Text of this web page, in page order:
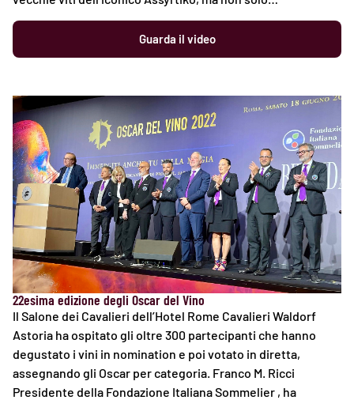
Guarda il video
22esima edizione degli Oscar del Vino
Il Salone dei Cavalieri dell’Hotel Rome Cavalieri Waldorf
Astoria ha ospitato gli oltre 300 partecipanti che hanno
degustato i vini in nomination e poi votato in diretta,
assegnando gli Oscar per categoria. Franco M. Ricci
Presidente della Fondazione Italiana Sommelier , ha